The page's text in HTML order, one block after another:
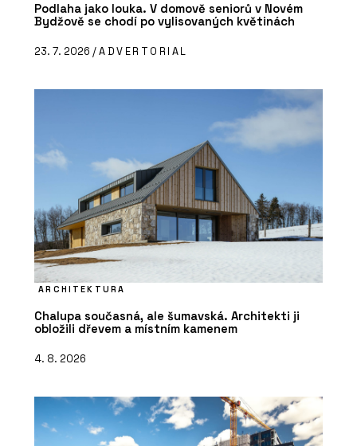
Podlaha jako louka. V domově seniorů v Novém
Bydžově se chodí po vylisovaných květinách
23. 7. 2026 /ADVERTORIAL
ARCHITEKTURA
Chalupa současná, ale šumavská. Architekti ji
obložili dřevem a místním kamenem
4. 8. 2026